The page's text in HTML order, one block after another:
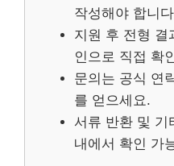
작성해야 합니
지원 후 전형 결
인으로 직접 확
문의는 공식 연
를 얻으세요.
서류 반환 및 기
내에서 확인 가